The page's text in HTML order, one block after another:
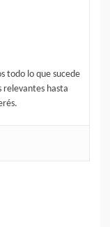
todo lo que sucede
relevantes hasta